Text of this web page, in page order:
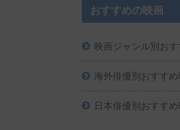
おすすめの映画
映画ジャンル別お
海外俳優別おすすめ
日本俳優別おすす